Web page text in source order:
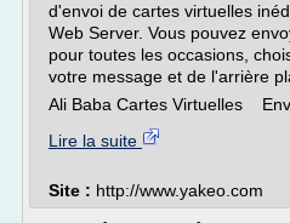
d'envoi de cartes virtuelles
Web Server. Vous pouvez
pour toutes les occasions,
votre message et de l'arrière
Ali Baba Cartes Virtuelles
Lire la suite
Site : http://www.yakeo.com